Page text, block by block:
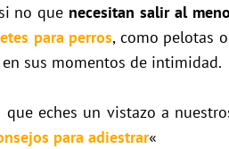
no que necesitan salir al
para perros, como pelotas
sus momentos de intimidad.
eches un vistazo a
para adiestrar«